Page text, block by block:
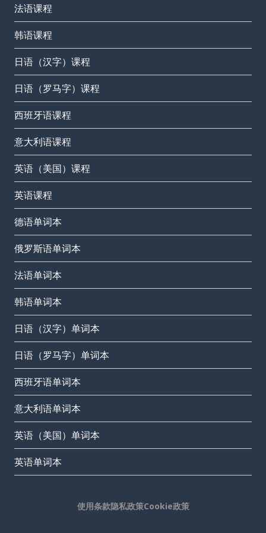
法语课程
韩语课程
日语（汉字）课程
日语（罗马字）课程
西班牙语课程
意大利语课程
英语（美国）课程
英语课程
德语单词本
俄罗斯语单词本
法语单词本
韩语单词本
日语（汉字）单词本
日语（罗马字）单词本
西班牙语单词本
意大利语单词本
英语（美国）单词本
英语单词本
使用条款隐私政策Cookie政策